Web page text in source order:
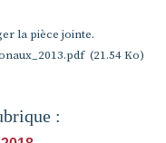
la pièce jointe.
(21.54 Ko)
: